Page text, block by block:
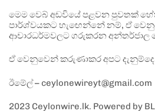
මෙම වෙබ් අඩවියේ පළවන පුවතක්
පාර්ශ්වයකට හැඟෙන්නේ නම්, ඒ
ආචාරධර්මවලට ගරුකරන අන්තර්ජාල
ඒ වෙනුවෙන් කරුණාකර අපට
ඊමේල් – ceylonewireyt@gmail.com
2023 Ceylonwire.lk. Powered by